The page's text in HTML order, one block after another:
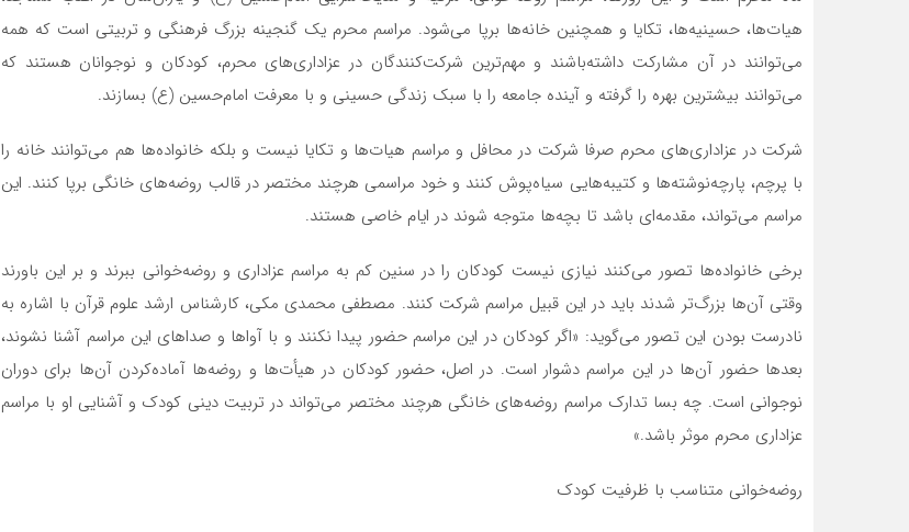
هیات‌ها، حسینیه‌ها، تکایا و همچنین خانه‌ها برپا می‌شود. مراسم محرم یک گنجینه بزرگ فرهنگی و تربیتی است که همه
می‌توانند در آن مشارکت داشته‌باشند و مهم‌ترین شرکت‌کنندگان در عزاداری‌های محرم، کودکان و نوجوانان هستند که
می‌توانند بیشترین بهره را گرفته و آینده جامعه را با سبک زندگی حسینی و با معرفت امام‌حسین (ع) بسازند.
شرکت در عزاداری‌های محرم صرفا شرکت در محافل و مراسم هیات‌ها و تکایا نیست و بلکه خانواده‌ها هم می‌توانند خانه را
با پرچم، پارچه‌نوشته‌ها و کتیبه‌هایی سیاه‌پوش کنند و خود مراسمی هرچند مختصر در قالب روضه‌های خانگی برپا کنند. این
مراسم می‌تواند، مقدمه‌ای باشد تا بچه‌ها متوجه شوند در ایام خاصی هستند.
برخی خانواده‌ها تصور می‌کنند نیازی نیست کودکان را در سنین کم به مراسم عزاداری و روضه‌خوانی ببرند و بر این باورند
وقتی آن‌ها بزرگ‌تر شدند باید در این قبیل مراسم شرکت کنند. مصطفی محمدی مکی، کارشناس ارشد علوم قرآن با اشاره به
نادرست بودن این تصور می‌گوید: «اگر کودکان در این مراسم حضور پیدا نکنند و با آوا‌ها و صدا‌های این مراسم آشنا نشوند،
بعد‌ها حضور آن‌ها در این مراسم دشوار است. در اصل، حضور کودکان در هیأت‌ها و روضه‌ها آماده‌کردن آن‌ها برای دوران
نوجوانی است. چه بسا تدارک مراسم روضه‌های خانگی هرچند مختصر می‌تواند در تربیت دینی کودک و آشنایی او با مراسم
عزاداری محرم موثر باشد.»
روضه‌خوانی متناسب با ظرفیت کودک